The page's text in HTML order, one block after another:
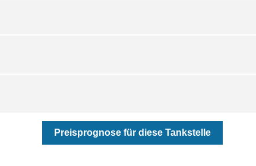
Preisprognose für diese Tankstelle